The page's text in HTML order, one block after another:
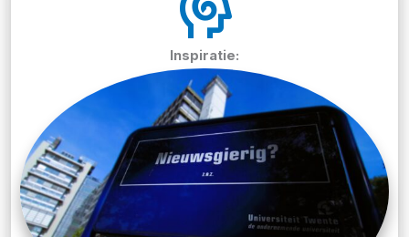
Inspiratie: